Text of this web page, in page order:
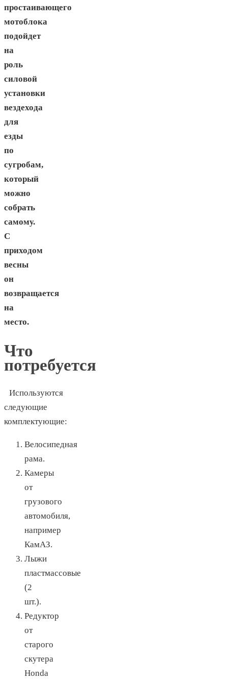
простаивающего
мотоблока
подойдет
на
роль
силовой
установки
вездехода
для
езды
по
сугробам,
который
можно
собрать
самому.
С
приходом
весны
он
возвращается
на
место.
Что
потребуется
Используются
следующие
комплектующие:
Велосипедная
рама.
Камеры
от
грузового
автомобиля,
например
КамАЗ.
Лыжи
пластмассовые
(2
шт.).
Редуктор
от
старого
скутера
Honda